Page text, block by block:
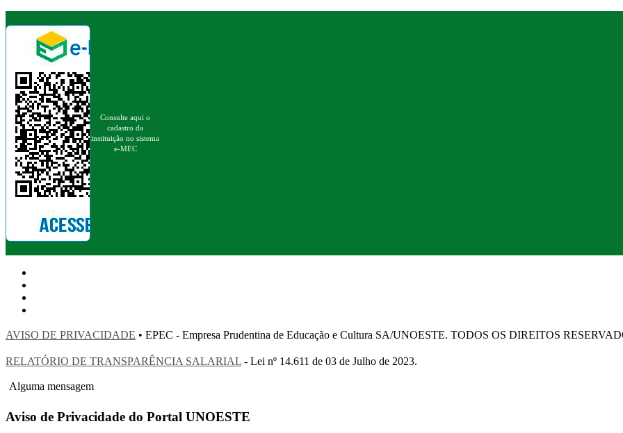
Consulte aqui o
cadastro da
instituição no sistema
e-MEC
AVISO DE PRIVACIDADE • EPEC - Empresa Prudentina de Educação e Cultura SA/UNOESTE. TODOS OS DIREITOS
RELATÓRIO DE TRANSPARÊNCIA SALARIAL - Lei nº 14.611 de 03 de Julho de 2023.
Alguma mensagem
Aviso de Privacidade do Portal UNOESTE